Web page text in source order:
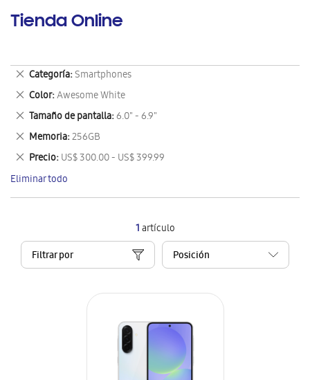
Tienda Online
1artículo
Filtrar por
Categoría Smartphones
Eliminar
este
artículo
Color Awesome White
Eliminar
este
artículo
Tamaño de pantalla 6.0" - 6.9"
Eliminar
este
artículo
Memoria 256GB
Eliminar
este
artículo
Precio US$ 300.00 - US$ 399.99
Eliminar
este
artículo
Eliminar todo